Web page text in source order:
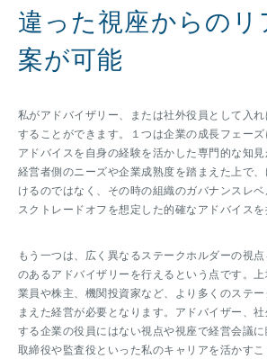
違った視座からのリ
案が可能
私がアドバイザリー、または社外役員として入
することができます。１つは企業の成長フェー
アドバイスを自身の経験を活かした専門的な知見
経営者側のニーズや企業成熟度を踏まえた上で
けるのではなく、その時の組織のガバナンスレ
スクトレードオフを想定した的確なアドバイスを
もう一つは、広く異なるステークホルダーの視
のあるアドバイザリーを行えるという点です。
業員や株主、機関投資家など、より多くのステ
まえた経営が必要となります。アドバイザー、
する企業の役員にはない視点や視座で経営会議に
取締役や監査役といった私のキャリアを活かす